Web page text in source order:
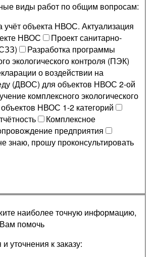
виды работ по общим вопросам:
учёт объекта НВОС. Актуализация
НВОС
Проект санитарно-
Разработка программы
экологического контроля (ПЭК)
о воздействии на
(ДВОС) для объектов НВОС 2-ой
комплексного экологического
НВОС 1-2 категорий
Комплексное
предприятия
знаю, прошу проконсультировать
наиболее точную информацию,
помочь
уточнения к заказу: